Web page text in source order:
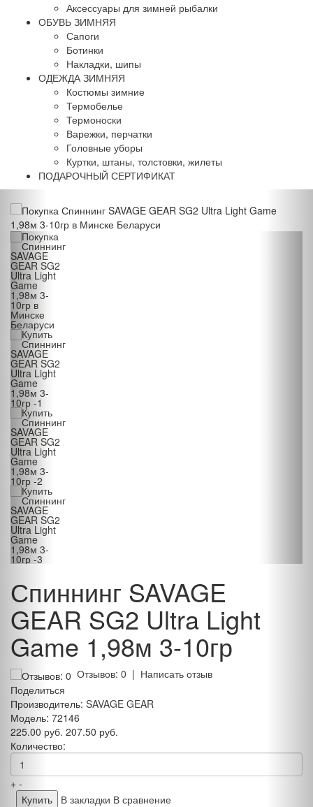
Аксессуары для зимней рыбалки
ОБУВЬ ЗИМНЯЯ
Сапоги
Ботинки
Накладки, шипы
ОДЕЖДА ЗИМНЯЯ
Костюмы зимние
Термобелье
Термоноски
Варежки, перчатки
Головные уборы
Куртки, штаны, толстовки, жилеты
ПОДАРОЧНЫЙ СЕРТИФИКАТ
Спиннинг SAVAGE
GEAR SG2 Ultra Light
Game 1,98м 3-10гр
Отзывов: 0 | Написать отзыв
Поделиться
Производитель: SAVAGE GEAR
Модель: 72146
225.00 руб. 207.50 руб.
Количество:
+ -
В закладки В сравнение